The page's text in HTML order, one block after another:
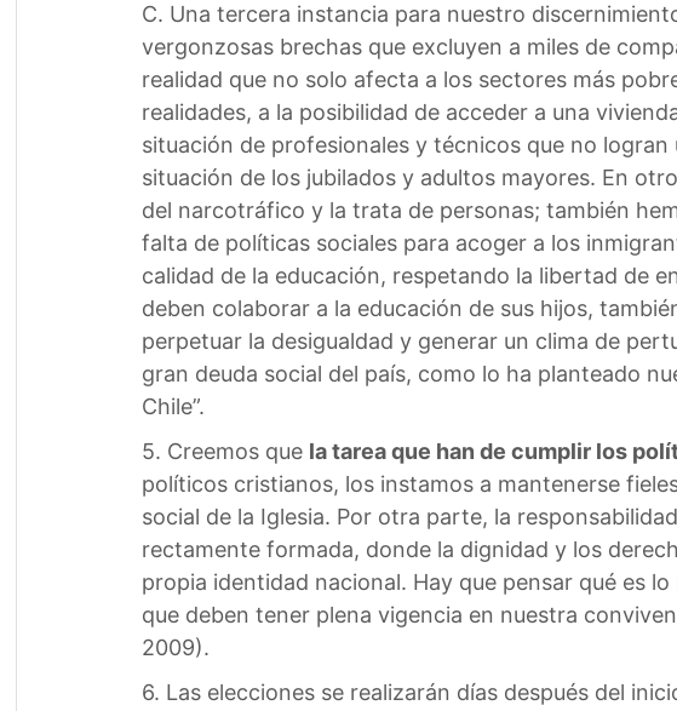
C. Una tercera instancia para nuestro
vergonzosas brechas que excluyen a miles de
realidad que no solo afecta a los sectores más
realidades, a la posibilidad de acceder a una
situación de profesionales y técnicos que no
situación de los jubilados y adultos mayores. En
del narcotráfico y la trata de personas; también
falta de políticas sociales para acoger a los
calidad de la educación, respetando la libertad de
deben colaborar a la educación de sus hijos,
perpetuar la desigualdad y generar un clima de
gran deuda social del país, como lo ha planteado
Chile”.
5. Creemos que la tarea que han de cumplir los
políticos cristianos, los instamos a mantenerse
social de la Iglesia. Por otra parte, la
rectamente formada, donde la dignidad y los
propia identidad nacional. Hay que pensar qué es
que deben tener plena vigencia en nuestra
2009).
6. Las elecciones se realizarán días después del